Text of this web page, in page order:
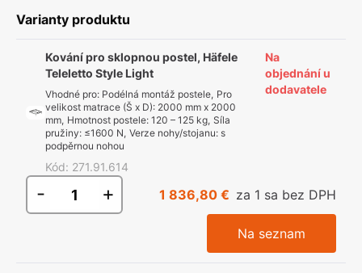
Varianty produktu
Kování pro sklopnou postel, Häfele
Teleletto Style Light
Vhodné pro: Podélná montáž postele, Pro
velikost matrace (Š x D): 2000 mm x 2000
mm, Hmotnost postele:120 – 125 kg, Síla
pružiny: ≤1600 N, Verze nohy/stojanu:s
podpěrnou nohou
Kód: 271.91.614
Na
objednání u
dodavatele
- + 1 836,80 € za 1 sa bez DPH
Na seznam